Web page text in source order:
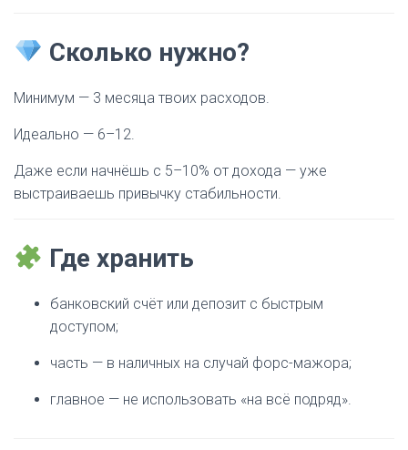
Сколько нужно?
Минимум — 3 месяца твоих расходов.
Идеально — 6–12.
Даже если начнёшь с 5–10% от дохода — уже
выстраиваешь привычку стабильности.
Где хранить
банковский счёт или депозит с быстрым
доступом;
часть — в наличных на случай форс-мажора;
главное — не использовать «на всё подряд».